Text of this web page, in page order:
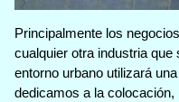
Principalmente los
cualquier otra industria
entorno urbano utilizará
dedicamos a la